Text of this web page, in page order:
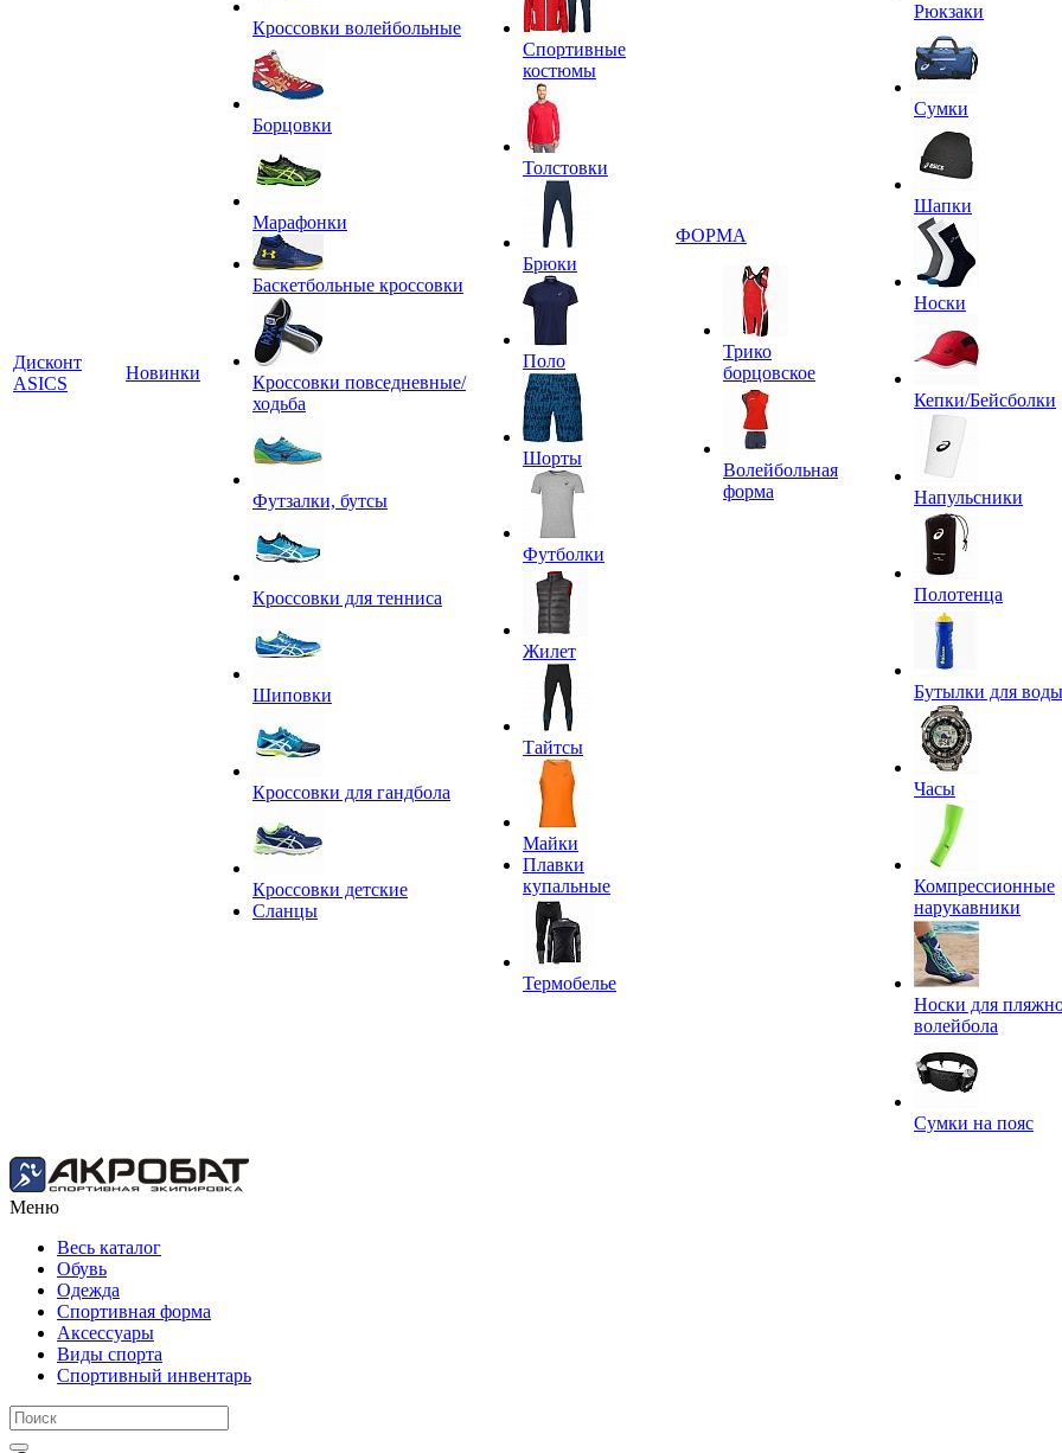
Дисконт
ASICS
Новинки
Кроссовки волейбольные
Борцовки
Марафонки
Баскетбольные кроссовки
Кроссовки повседневные/
ходьба
Футзалки, бутсы
Кроссовки для тенниса
Шиповки
Кроссовки для гандбола
Кроссовки детские
Сланцы
Спортивные
костюмы
Толстовки
Брюки
Поло
Шорты
Футболки
Жилет
Тайтсы
Майки
Плавки
купальные
Термобелье
ФОРМА
Трико
борцовское
Волейбольная
форма
Рюкзаки
Сумки
Шапки
Носки
Кепки/Бейсболки
Напульсники
Полотенца
Бутылки для воды
Часы
Компрессионные
нарукавники
Носки для
волейбола
Сумки на пояс
Меню
Весь каталог
Обувь
Одежда
Спортивная форма
Аксессуары
Виды спорта
Спортивный инвентарь